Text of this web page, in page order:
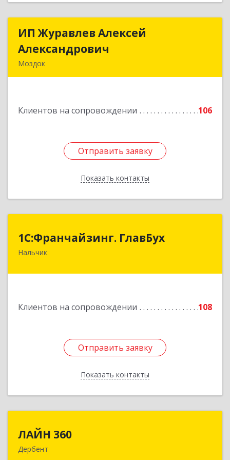
ИП Журавлев Алексей
Александрович
Моздок
Клиентов на сопровождении 106
Отправить заявку
Показать контакты
ИП Журавлев Алексей
Подробнее
Отправить заявку
Назад
1С:Франчайзинг. ГлавБух
Нальчик
Клиентов на сопровождении 108
Отправить заявку
Показать контакты
1С:Франчайзинг. ГлавБух
360000, Кабардино-Балкарская Респ, Нальчик г,
Отправить заявку
Назад
ЛАЙН 360
Дербент
368600, Дагестан Респ, Дербент г, Ю.Гагарина